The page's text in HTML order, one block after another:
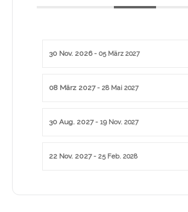
30 Nov. 2026- 05 März 2027
08 März 2027- 28 Mai 2027
30 Aug. 2027- 19 Nov. 2027
22 Nov. 2027- 25 Feb. 2028